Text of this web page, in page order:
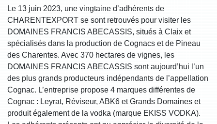
Le 13 juin 2023, une vingtaine d’adhérents de
CHARENTEXPORT se sont retrouvés pour visiter les
DOMAINES FRANCIS ABECASSIS, situés à Claix et
spécialisés dans la production de Cognacs et de Pineau
des Charentes. Avec 370 hectares de vignes, les
DOMAINES FRANCIS ABECASSIS sont aujourd’hui l’un
des plus grands producteurs indépendants de l’appellation
Cognac. L’entreprise propose 4 marques différentes de
Cognac : Leyrat, Réviseur, ABK6 et Grands Domaines et
produit également de la vodka (marque EKISS VODKA).